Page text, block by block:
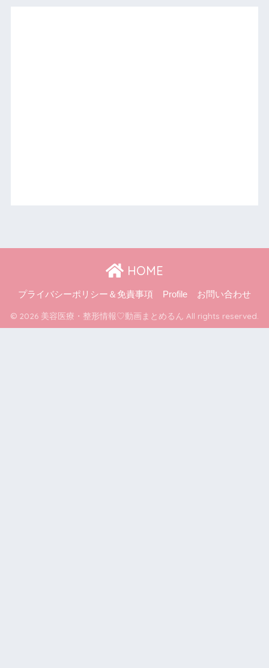
HOME
プライバシーポリシー＆免責事項 Profile お問い合わせ
© 2026 美容医療・整形情報♡動画まとめるん All rights reserved.